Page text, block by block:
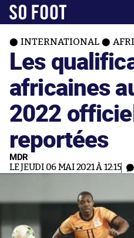
INTERNATIONAL
Les
africaines
2022
reportées
MDR
LE JEUDI 06 MAI 2021 À 12:15